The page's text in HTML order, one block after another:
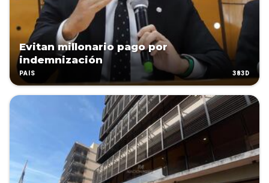
Evitan millonario pago por
indemnización
PAÍS 383D